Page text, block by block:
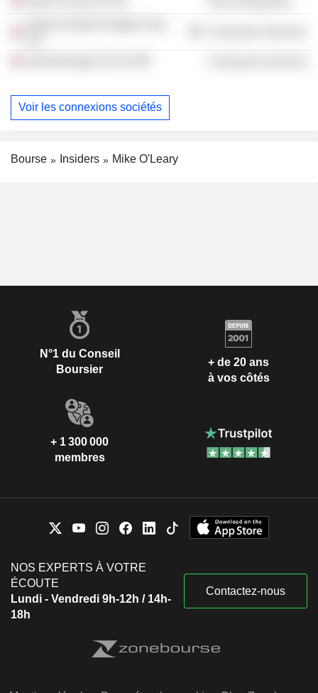
Voir les connexions sociétés
Bourse Insiders Mike O'Leary
N°1 du Conseil
Boursier
+ de 20 ans
à vos côtés
+ 1 300 000
membres
NOS EXPERTS À VOTRE
ÉCOUTE
Lundi - Vendredi 9h-12h / 14h-
18h
Contactez-nous